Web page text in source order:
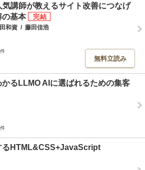
気講師が教えるサイト改善につなげ
の基本
和資 / 藤田佳浩
無料立読み
るLLMO AIに選ばれるための集客
るHTML&CSS+JavaScript